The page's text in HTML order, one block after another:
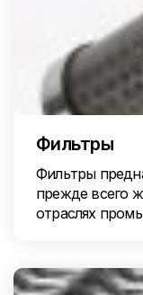
Фильтры
Фильтры
прежде всего
отраслях